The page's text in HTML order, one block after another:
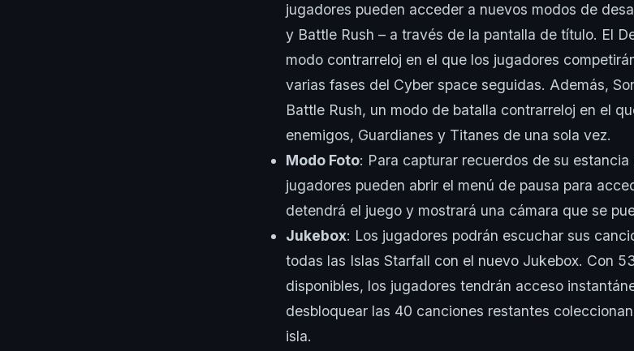
jugadores pueden acceder a nuevos modos de
y Battle Rush – a través de la pantalla de título. El
modo contrarreloj en el que los jugadores
varias fases del Cyber space seguidas. Además,
Battle Rush, un modo de batalla contrarreloj en el
enemigos, Guardianes y Titanes de una sola vez.
Modo Foto: Para capturar recuerdos de su estancia
jugadores pueden abrir el menú de pausa para
detendrá el juego y mostrará una cámara que se
Jukebox: Los jugadores podrán escuchar sus
todas las Islas Starfall con el nuevo Jukebox. Con
disponibles, los jugadores tendrán acceso
desbloquear las 40 canciones restantes
isla.